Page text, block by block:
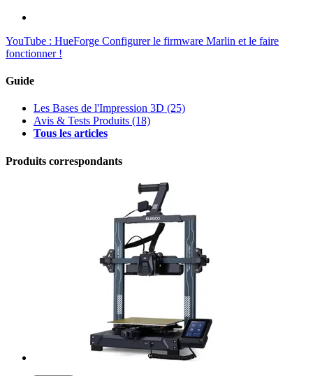
YouTube : HueForge Configurer le firmware Marlin et le faire
fonctionner !
Guide
Les Bases de l'Impression 3D (25)
Avis & Tests Produits (18)
Tous les articles
Produits correspondants